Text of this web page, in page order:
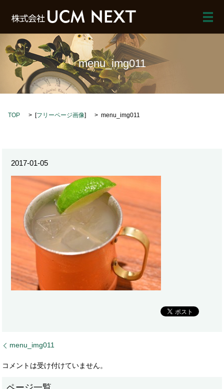
メ
menu_img011
TOP [フリーページ画像] menu_img011
2017-01-05
menu_img011
コメントは受け付けていません。